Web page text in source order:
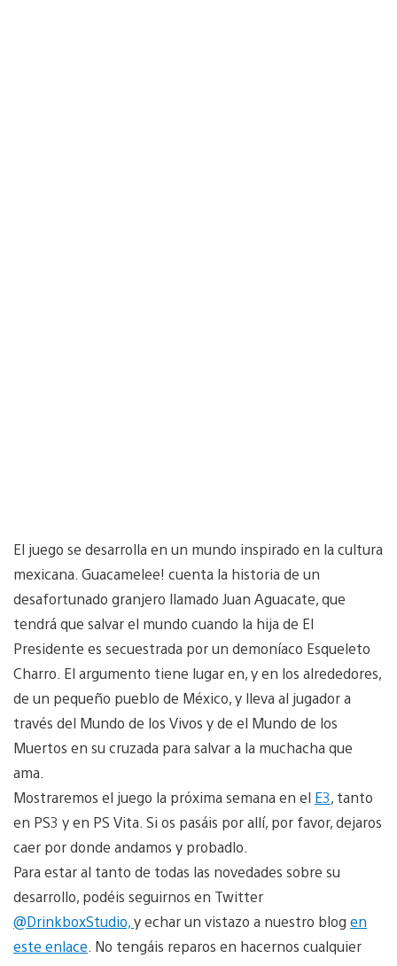
El juego se desarrolla en un mundo inspirado en la cultura
mexicana. Guacamelee! cuenta la historia de un
desafortunado granjero llamado Juan Aguacate, que
tendrá que salvar el mundo cuando la hija de El
Presidente es secuestrada por un demoníaco Esqueleto
Charro. El argumento tiene lugar en, y en los alrededores,
de un pequeño pueblo de México, y lleva al jugador a
través del Mundo de los Vivos y de el Mundo de los
Muertos en su cruzada para salvar a la muchacha que
ama.
Mostraremos el juego la próxima semana en el E3, tanto
en PS3 y en PS Vita. Si os pasáis por allí, por favor, dejaros
caer por donde andamos y probadlo.
Para estar al tanto de todas las novedades sobre su
desarrollo, podéis seguirnos en Twitter
@DrinkboxStudio,y echar un vistazo a nuestro blog en
este enlace . No tengáis reparos en hacernos cualquier